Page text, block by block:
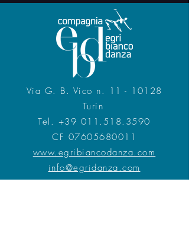
Via G. B. Vico n. 11 - 10128
Turin
Tel. +39 011.518.3590
CF 07605680011
www.egribiancodanza.com
info@egridanza.com